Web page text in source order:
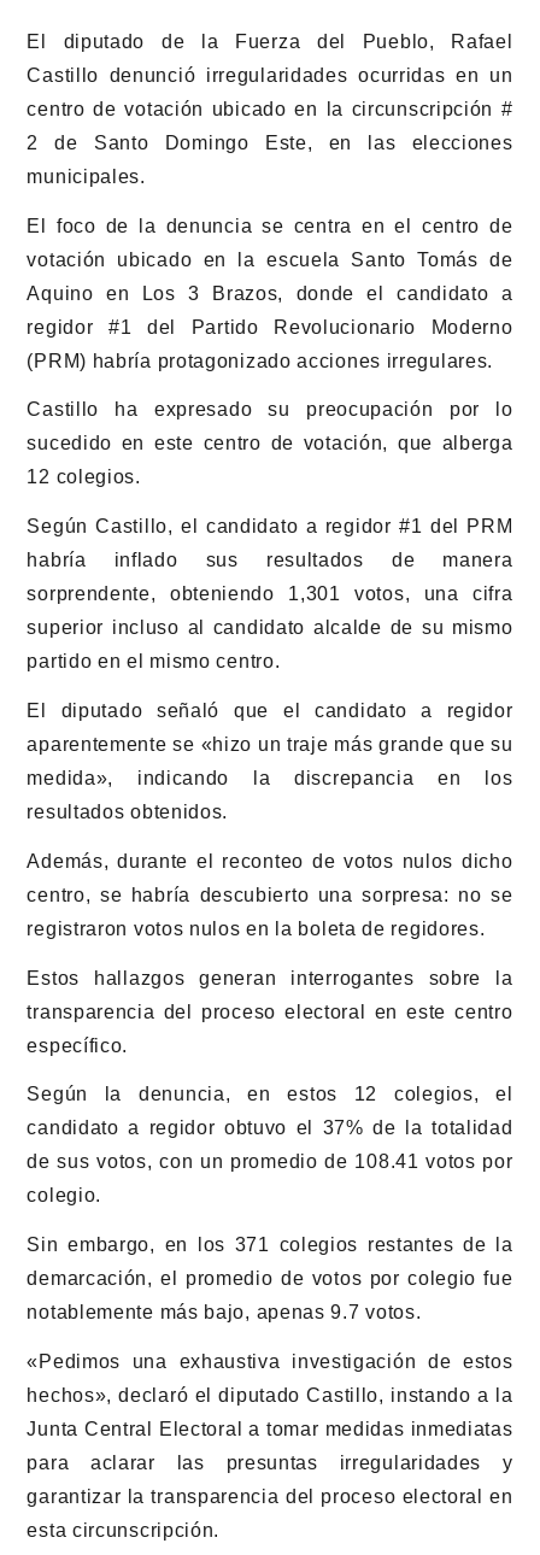
El diputado de la Fuerza del Pueblo, Rafael
Castillo denunció irregularidades ocurridas en un
centro de votación ubicado en la circunscripción #
2 de Santo Domingo Este, en las elecciones
municipales.
El foco de la denuncia se centra en el centro de
votación ubicado en la escuela Santo Tomás de
Aquino en Los 3 Brazos, donde el candidato a
regidor #1 del Partido Revolucionario Moderno
(PRM) habría protagonizado acciones irregulares.
Castillo ha expresado su preocupación por lo
sucedido en este centro de votación, que alberga
12 colegios.
Según Castillo, el candidato a regidor #1 del PRM
habría inflado sus resultados de manera
sorprendente, obteniendo 1,301 votos, una cifra
superior incluso al candidato alcalde de su mismo
partido en el mismo centro.
El diputado señaló que el candidato a regidor
aparentemente se «hizo un traje más grande que su
medida», indicando la discrepancia en los
resultados obtenidos.
Además, durante el reconteo de votos nulos dicho
centro, se habría descubierto una sorpresa: no se
registraron votos nulos en la boleta de regidores.
Estos hallazgos generan interrogantes sobre la
transparencia del proceso electoral en este centro
específico.
Según la denuncia, en estos 12 colegios, el
candidato a regidor obtuvo el 37% de la totalidad
de sus votos, con un promedio de 108.41 votos por
colegio.
Sin embargo, en los 371 colegios restantes de la
demarcación, el promedio de votos por colegio fue
notablemente más bajo, apenas 9.7 votos.
«Pedimos una exhaustiva investigación de estos
hechos», declaró el diputado Castillo, instando a la
Junta Central Electoral a tomar medidas inmediatas
para aclarar las presuntas irregularidades y
garantizar la transparencia del proceso electoral en
esta circunscripción.